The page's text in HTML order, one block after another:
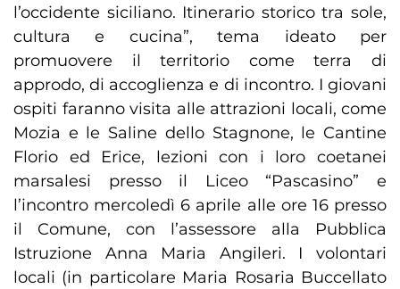
l’occidente siciliano. Itinerario storico tra sole,
cultura e cucina”, tema ideato per
promuovere il territorio come terra di
approdo, di accoglienza e di incontro. I giovani
ospiti faranno visita alle attrazioni locali, come
Mozia e le Saline dello Stagnone, le Cantine
Florio ed Erice, lezioni con i loro coetanei
marsalesi presso il Liceo “Pascasino” e
l’incontro mercoledì 6 aprile alle ore 16 presso
il Comune, con l’assessore alla Pubblica
Istruzione Anna Maria Angileri. I volontari
locali (in particolare Maria Rosaria Buccellato